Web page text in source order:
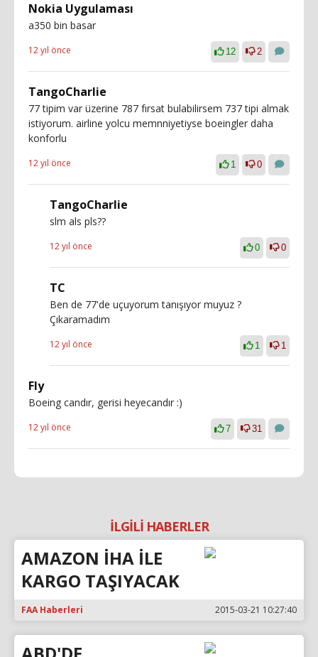
Nokia Uygulaması
a350 bin basar
12 yıl önce 12 2
TangoCharlie
77 tipim var üzerine 787 fırsat bulabilirsem 737 tipi almak
istiyorum. airline yolcu memnniyetiyse boeingler daha
konforlu
12 yıl önce 1 0
TangoCharlie
slm als pls??
12 yıl önce 0 0
TC
Ben de 77'de uçuyorum tanışıyor muyuz ?
Çıkaramadım
12 yıl önce 1 1
Fly
Boeing candır, gerisi heyecandır :)
12 yıl önce 7 31
İLGİLİ HABERLER
AMAZON İHA İLE
KARGO TAŞIYACAK
FAA Haberleri 2015-03-21 10:27:40